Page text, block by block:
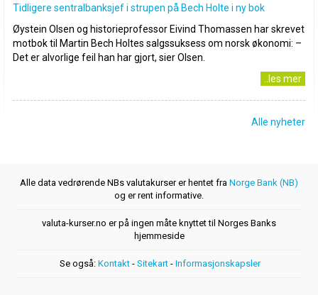
Tidligere sentralbanksjef i strupen på Bech Holte i ny bok
Øystein Olsen og historieprofessor Eivind Thomassen har skrevet
motbok til Martin Bech Holtes salgssuksess om norsk økonomi: –
Det er alvorlige feil han har gjort, sier Olsen.
..les mer
Alle nyheter
Alle data vedrørende NBs valutakurser er hentet fra Norge Bank (NB)
og er rent informative.
valuta-kurser.no er på ingen måte knyttet til Norges Banks
hjemmeside
Se også: Kontakt - Sitekart - Informasjonskapsler